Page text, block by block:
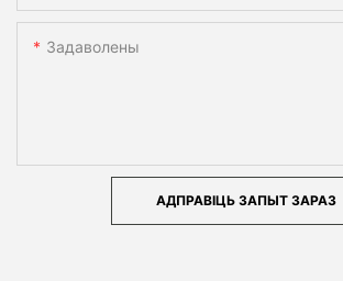
Задаволены
АДПРАВІЦЬ ЗАПЫТ ЗАРАЗ